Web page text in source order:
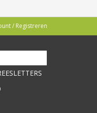
/ Registreren